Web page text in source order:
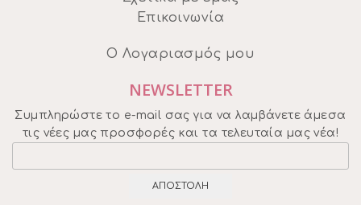
Επικοινωνία
Ο Λογαριασμός μου
NEWSLETTER
Συμπληρώστε το e-mail σας για να λαμβάνετε άμεσα
τις νέες μας προσφορές και τα τελευταία μας νέα!